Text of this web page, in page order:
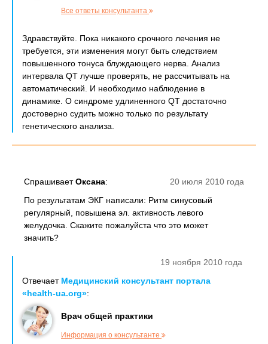
Все ответы консультанта
Здравствуйте. Пока никакого срочного лечения не
требуется, эти изменения могут быть следствием
повышенного тонуса блуждающего нерва. Анализ
интервала QT лучше проверять, не рассчитывать на
автоматический. И необходимо наблюдение в
динамике. О синдроме удлиненного QT достаточно
достоверно судить можно только по результату
генетического анализа.
20 июля 2010 года
СпрашиваетОксана:
По результатам ЭКГ написали: Ритм синусовый
регулярный, повышена эл. активность левого
желудочка. Скажите пожалуйста что это может
значить?
19 ноября 2010 года
Отвечает Медицинский консультант портала
«health-ua.org»:
Врач общей практики
Информация о консультанте